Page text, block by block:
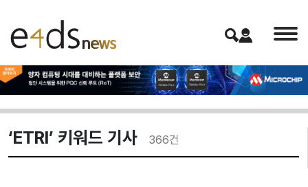
‘ETRI’ 키워드 기사 366건